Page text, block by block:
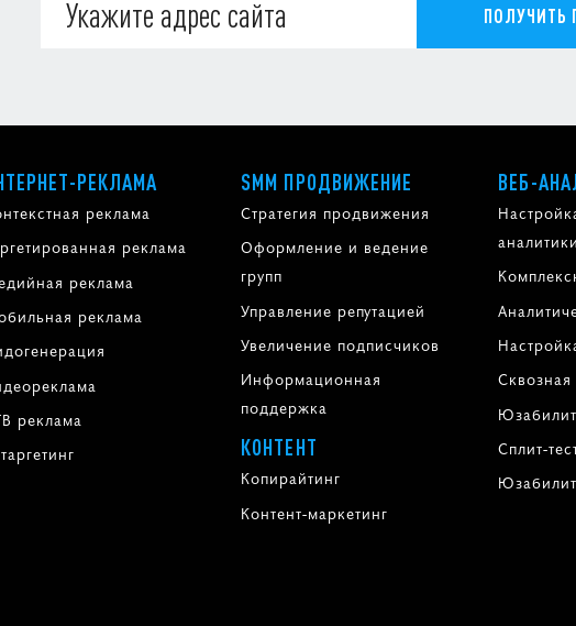
ПОЛУЧИТЬ
РЕКЛАМА
реклама
реклама
реклама
реклама
реклама
SMM ПРОДВИЖЕНИЕ
Стратегия продвижения
Оформление и ведение
групп
Управление репутацией
Увеличение подписчиков
Информационная
поддержка
КОНТЕНТ
Копирайтинг
Контент-маркетинг
ВЕБ-
аналитики
Сквозная
Сплит-